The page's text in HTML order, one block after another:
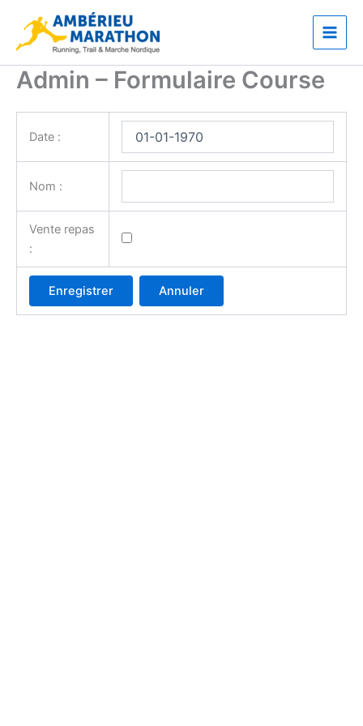
contenu
Main
Admin – Formulaire Course
Date :
Nom :
Vente repas
: